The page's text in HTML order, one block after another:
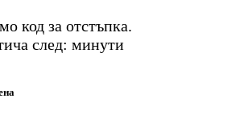
код за отстъпка.
след: минути